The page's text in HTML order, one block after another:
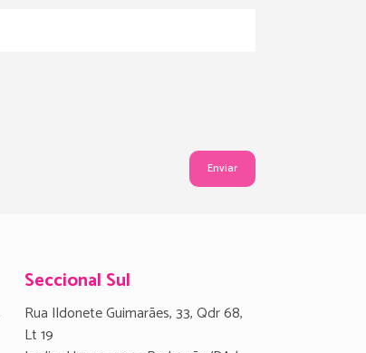
Seccional Sul
Rua Ildonete Guimarães, 33, Qdr 68,
Lt 19